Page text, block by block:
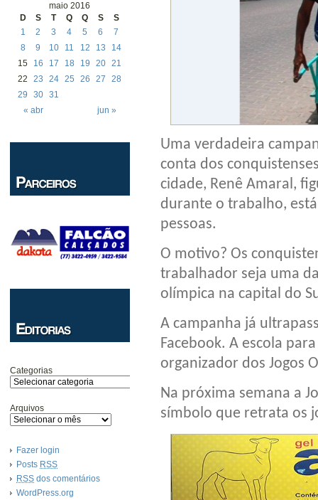
maio 2016
D
S T Q Q S S
« abr jun »
1 2 3 4 5 6
7
8
9 10 11 12 13
14
15
16 17 18 19 20 21
22
23 24 25 26 27
28
29
30 31
Categorias
Arquivos
Fazer login
Posts RSS
RSS dos comentários
WordPress.org
Uma verdadeira
conta dos
cidade, Renê Amaral,
durante o trabalho,
pessoas.
O motivo? Os
trabalhador seja uma
olímpica na capital do
A campanha já
Facebook. A escola
organizador dos Jogos
Na próxima semana a
símbolo que retrata os